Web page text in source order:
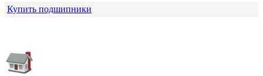
Купить подшипники